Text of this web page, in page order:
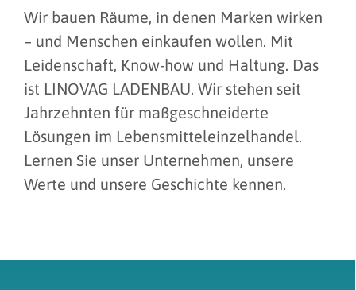
Wir bauen Räume, in denen Marken wirken
– und Menschen einkaufen wollen. Mit
Leidenschaft, Know-how und Haltung. Das
ist LINOVAG LADENBAU. Wir stehen seit
Jahrzehnten für maßgeschneiderte
Lösungen im Lebensmitteleinzelhandel.
Lernen Sie unser Unternehmen, unsere
Werte und unsere Geschichte kennen.